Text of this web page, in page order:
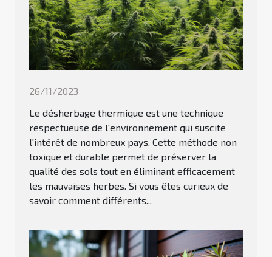
26/11/2023
Le désherbage thermique est une technique
respectueuse de l'environnement qui suscite
l'intérêt de nombreux pays. Cette méthode non
toxique et durable permet de préserver la
qualité des sols tout en éliminant efficacement
les mauvaises herbes. Si vous êtes curieux de
savoir comment différents...